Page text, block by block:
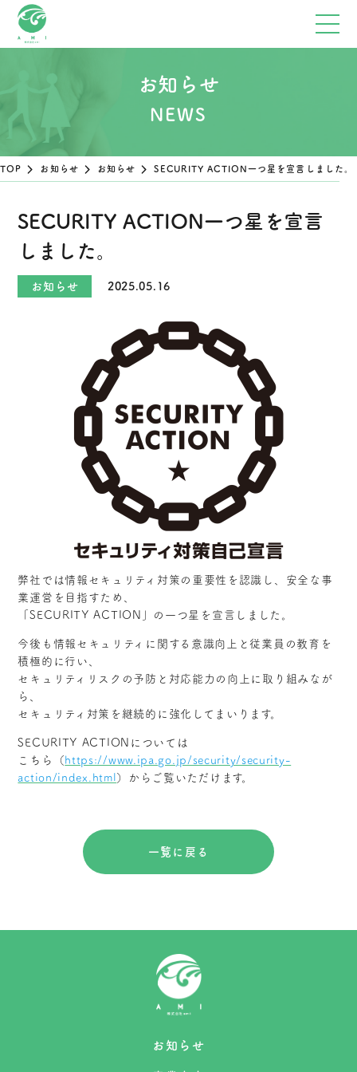
お知らせ
TOP お知らせ お知らせ SECURITY ACTION一つ星を宣言しました。
SECURITY ACTION一つ星を宣言
しました。
お知らせ 2025.05.16
弊社では情報セキュリティ対策の重要性を認識し、安全な事
業運営を目指すため、
「SECURITY ACTION」の一つ星を宣言しました。
今後も情報セキュリティに関する意識向上と従業員の教育を
積極的に行い、
セキュリティリスクの予防と対応能力の向上に取り組みなが
ら、
セキュリティ対策を継続的に強化してまいります。
SECURITY ACTIONについては
こちら（ https://www.ipa.go.jp/security/security-
action/index.html ）からご覧いただけます。
一覧に戻る
お知らせ